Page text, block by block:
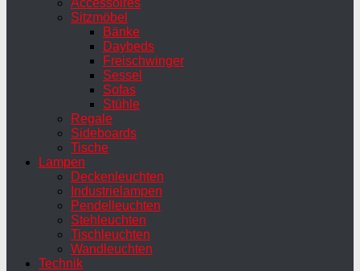
Sitzmöbel
Bänke
Daybeds
Freischwinger
Sessel
Sofas
Stühle
Regale
Sideboards
Tische
Lampen
Deckenleuchten
Industrielampen
Pendelleuchten
Stehleuchten
Tischleuchten
Wandleuchten
Technik